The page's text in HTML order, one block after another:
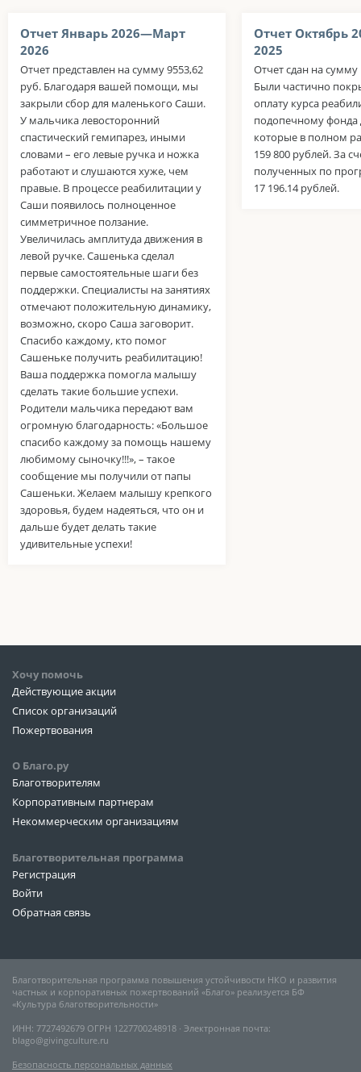
Отчет Январь 2026—Март
2026
Отчет представлен на сумму 9553,62
руб. Благодаря вашей помощи, мы
закрыли сбор для маленького Саши.
У мальчика левосторонний
спастический гемипарез, иными
словами – его левые ручка и ножка
работают и слушаются хуже, чем
правые. В процессе реабилитации у
Саши появилось полноценное
симметричное ползание.
Увеличилась амплитуда движения в
левой ручке. Сашенька сделал
первые самостоятельные шаги без
поддержки. Специалисты на занятиях
отмечают положительную динамику,
возможно, скоро Саша заговорит.
Спасибо каждому, кто помог
Сашеньке получить реабилитацию!
Ваша поддержка помогла малышу
сделать такие большие успехи.
Родители мальчика передают вам
огромную благодарность: «Большое
спасибо каждому за помощь нашему
любимому сыночку!!!», – такое
сообщение мы получили от папы
Сашеньки. Желаем малышу крепкого
здоровья, будем надеяться, что он и
дальше будет делать такие
удивительные успехи!
Отчет Октябрь
2025
Отчет сдан на сумму
Были частично
оплату курса
подопечному фонда
которые в полном
159 800 рублей. За
полученных по
17 196.14 рублей.
Хочу помочь
Действующие акции
Список организаций
Пожертвования
О Благо.ру
Благотворителям
Корпоративным партнерам
Некоммерческим организациям
Благотворительная программа
Регистрация
Войти
Обратная связь
Благотворительная программа повышения устойчивости НКО и развития
частных и корпоративных пожертвований «Благо» реализуется БФ
«Культура благотворительности»
ИНН: 7727492679 ОГРН 1227700248918 ∙ Электронная почта:
blago@givingculture.ru
Безопасность персональных данных